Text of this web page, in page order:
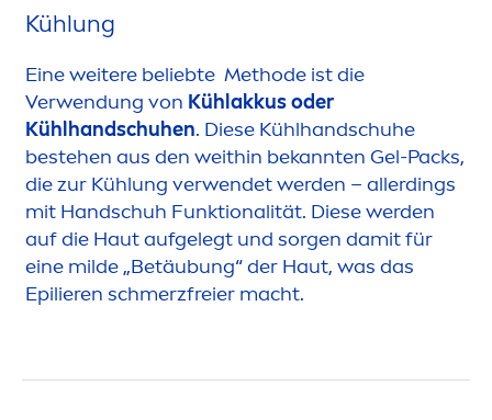
Kühlung
Eine weitere beliebte Methode ist die
Verwendung von Kühlakkus oder
Kühlhandschuhen. Diese Kühlhandschuhe
bestehen aus den weithin bekannten Gel-Packs,
die zur Kühlung verwendet werden – allerdings
mit Handschuh Funktionalität. Diese werden
auf die Haut aufgelegt und sorgen damit für
eine milde „Betäubung“ der Haut, was das
Epilieren schmerzfreier macht.